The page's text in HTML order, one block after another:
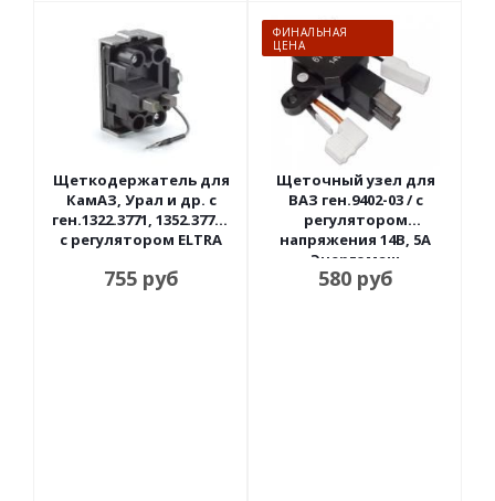
Щеткодержатель для
КамАЗ, Урал и др. с
ген.1322.3771, 1352.3771 /
с регулятором ELTRA
755руб
ФИНАЛЬНАЯ
ЦЕНА
Щеточный узел для
ВАЗ ген.9402-03 / с
регулятором
напряжения 14В, 5А
Энергомаш
580руб